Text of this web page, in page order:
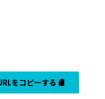
をコピーする